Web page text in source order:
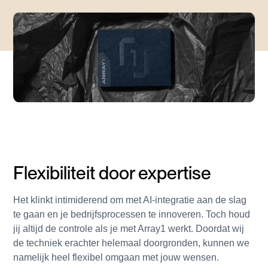
Flexibiliteit door expertise
Het klinkt intimiderend om met AI-integratie aan de slag
te gaan en je bedrijfsprocessen te innoveren. Toch houd
jij altijd de controle als je met Array1 werkt. Doordat wij
de techniek erachter helemaal doorgronden, kunnen we
namelijk heel flexibel omgaan met jouw wensen.